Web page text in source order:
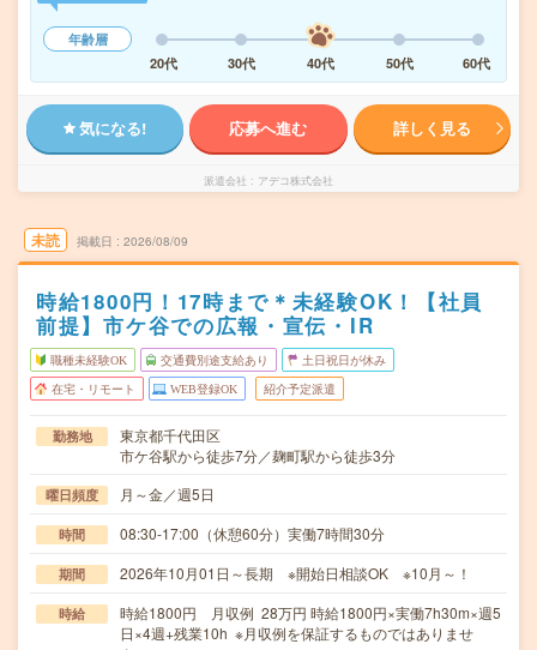
年齢層
20代
30代 40代 50代 60代
気になる! 応募へ進む 詳しく見る
派遣会社 アデコ株式会社
未読 掲載日 2026/08/09
時給1800円！17時まで＊未経験OK！【社員
前提】市ケ谷での広報・宣伝・IR
職種未経験OK 交通費別途支給あり 土日祝日が休み
在宅・リモート WEB登録OK 紹介予定派遣
勤務地
東京都千代田区
市ケ谷駅から徒歩7分／麹町駅から徒歩3分
曜日頻度 月～金／週5日
時間 08:30-17:00（休憩60分）実働7時間30分
期間 2026年10月01日～長期 ※開始日相談OK ※10月～！
時給
時給1800円 月収例 28万円 時給1800円×実働7h30m×週5
日×4週+残業10h ※月収例を保証するものではありませ